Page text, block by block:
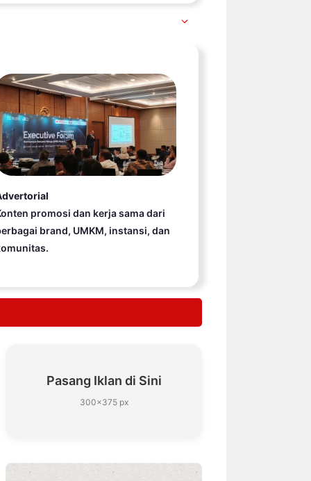
promosi dan kerja sama dari
brand, UMKM, instansi, dan
Pasang Iklan di Sini
300×375 px